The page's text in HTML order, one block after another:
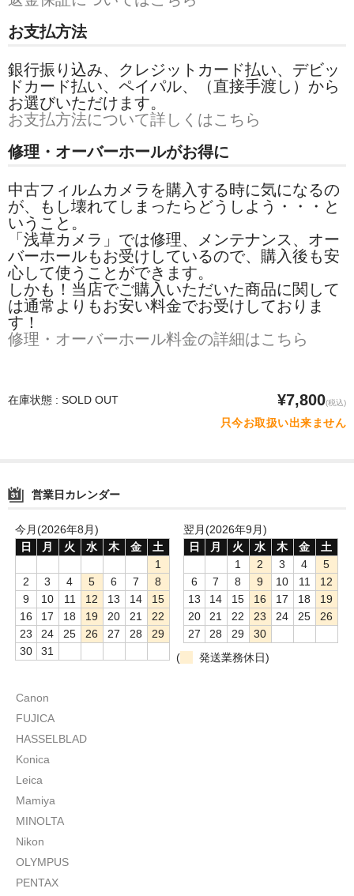
お支払方法
銀行振り込み、クレジットカード払い、デビッ
ドカード払い、ペイパル、（直接手渡し）から
お選びいただけます。
お支払方法について詳しくはこちら
修理・オーバーホールがお得に
中古フィルムカメラを購入する時に気になるの
が、もし壊れてしまったらどうしよう・・・と
いうこと。
「浅草カメラ」では修理、メンテナンス、オー
バーホールもお受けしているので、購入後も安
心して使うことができます。
しかも！当店でご購入いただいた商品に関して
は通常よりもお安い料金でお受けしておりま
す！
修理・オーバーホール料金の詳細はこちら
在庫状態 : SOLD OUT ¥7,800(税込)
只今お取扱い出来ません
営業日カレンダー
今月(2026年8月)
日
月 火 水 木 金
土
1
2
3 4 5 6 7
8
9
10 11 12 13 14
15
16
17 18 19 20 21
22
23
24 25 26 27 28
29
30
31
翌月(2026年9月)
日
月 火 水 木 金
土
1
2 3 4
5
6
7 8 9 10 11
12
13
14 15 16 17 18
19
20
21 22 23 24 25
26
27
28 29
30
(
発送業務休日)
Canon
FUJICA
HASSELBLAD
Konica
Leica
Mamiya
MINOLTA
Nikon
OLYMPUS
PENTAX